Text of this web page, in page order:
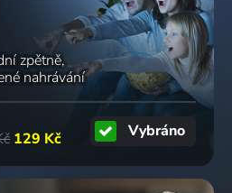
zpětně
nahrávání
129 Kč Vybráno